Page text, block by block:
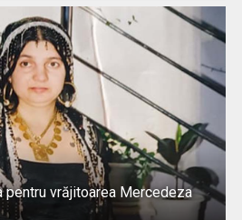
pentru vrăjitoarea Mercedeza